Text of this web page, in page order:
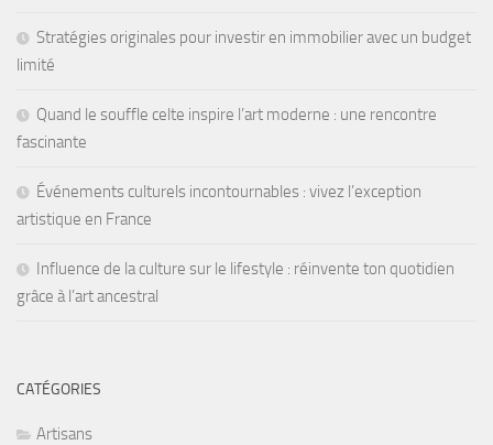
Stratégies originales pour investir en immobilier avec un budget
limité
Quand le souffle celte inspire l’art moderne : une rencontre
fascinante
Événements culturels incontournables : vivez l’exception
artistique en France
Influence de la culture sur le lifestyle : réinvente ton quotidien
grâce à l’art ancestral
CATÉGORIES
Artisans